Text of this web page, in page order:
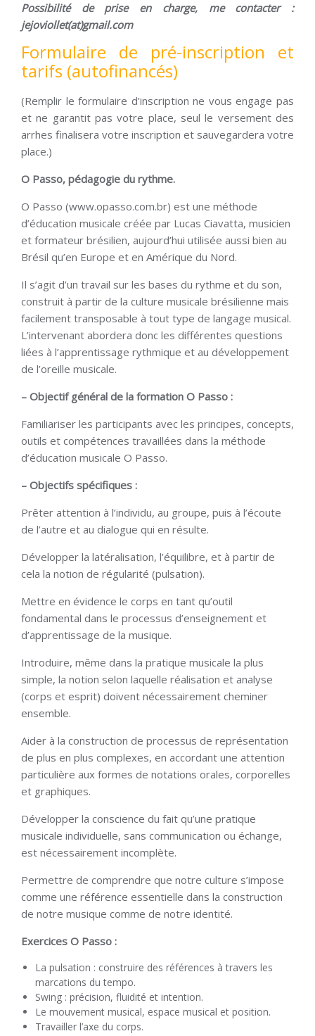
Possibilité de prise en charge, me contacter :
jejoviollet(at)gmail.com
Formulaire de pré-inscription et
tarifs (autofinancés)
(Remplir le formulaire d’inscription ne vous engage pas
et ne garantit pas votre place, seul le versement des
arrhes finalisera votre inscription et sauvegardera votre
place.)
O Passo, pédagogie du rythme.
O Passo (www.opasso.com.br) est une méthode
d’éducation musicale créée par Lucas Ciavatta, musicien
et formateur brésilien, aujourd’hui utilisée aussi bien au
Brésil qu’en Europe et en Amérique du Nord.
Il s’agit d’un travail sur les bases du rythme et du son,
construit à partir de la culture musicale brésilienne mais
facilement transposable à tout type de langage musical.
L’intervenant abordera donc les différentes questions
liées à l’apprentissage rythmique et au développement
de l’oreille musicale.
– Objectif général de la formation O Passo :
Familiariser les participants avec les principes, concepts,
outils et compétences travaillées dans la méthode
d’éducation musicale O Passo.
– Objectifs spécifiques :
Prêter attention à l’individu, au groupe, puis à l’écoute
de l’autre et au dialogue qui en résulte.
Développer la latéralisation, l’équilibre, et à partir de
cela la notion de régularité (pulsation).
Mettre en évidence le corps en tant qu’outil
fondamental dans le processus d’enseignement et
d’apprentissage de la musique.
Introduire, même dans la pratique musicale la plus
simple, la notion selon laquelle réalisation et analyse
(corps et esprit) doivent nécessairement cheminer
ensemble.
Aider à la construction de processus de représentation
de plus en plus complexes, en accordant une attention
particulière aux formes de notations orales, corporelles
et graphiques.
Développer la conscience du fait qu’une pratique
musicale individuelle, sans communication ou échange,
est nécessairement incomplète.
Permettre de comprendre que notre culture s’impose
comme une référence essentielle dans la construction
de notre musique comme de notre identité.
Exercices O Passo :
La pulsation : construire des références à travers les
marcations du tempo.
Swing : précision, fluidité et intention.
Le mouvement musical, espace musical et position.
Travailler l’axe du corps.